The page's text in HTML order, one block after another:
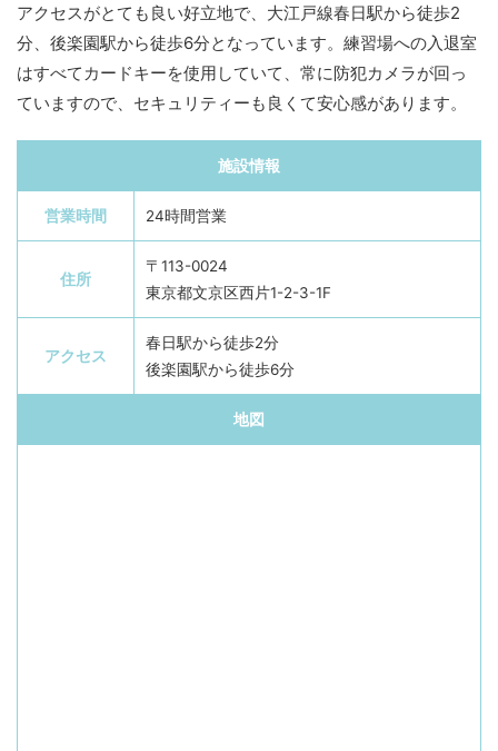
アクセスがとても良い好立地で、大江戸線春日駅から徒歩2
分、後楽園駅から徒歩6分となっています。練習場への入退室
はすべてカードキーを使用していて、常に防犯カメラが回っ
ていますので、セキュリティーも良くて安心感があります。
施設情報
営業時間 24時間営業
住所
〒113-0024
東京都文京区西片1-2-3-1F
アクセス
春日駅から徒歩2分
後楽園駅から徒歩6分
地図